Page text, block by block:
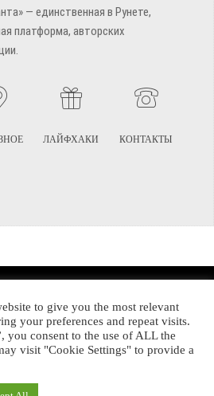
— единственная в Рунете,
платформа, авторских
ЛАЙФХАКИ КОНТАКТЫ
PRIVACY POLICY SITEMAP
WordPress Theme by TagDiv
to give you the most relevant
your preferences and repeat visits.
consent to the use of ALL the
visit "Cookie Settings" to provide a